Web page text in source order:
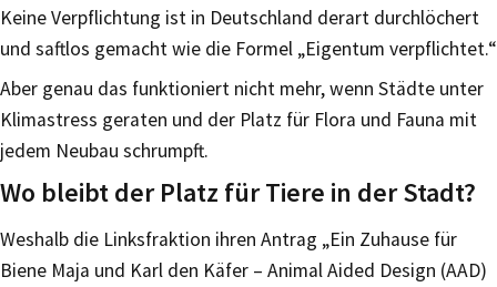
Keine Verpflichtung ist in Deutschland derart durchlöchert
und saftlos gemacht wie die Formel „Eigentum verpflichtet.“
Aber genau das funktioniert nicht mehr, wenn Städte unter
Klimastress geraten und der Platz für Flora und Fauna mit
jedem Neubau schrumpft.
Wo bleibt der Platz für Tiere in der Stadt?
Weshalb die Linksfraktion ihren Antrag „Ein Zuhause für
Biene Maja und Karl den Käfer – Animal Aided Design (AAD)